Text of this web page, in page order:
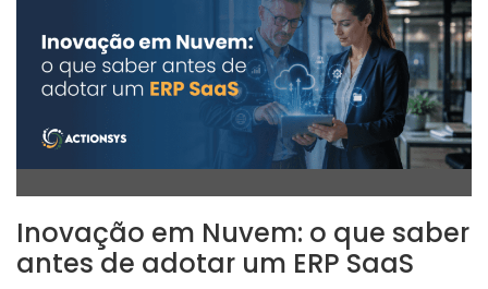
Inovação em Nuvem: o que saber
antes de adotar um ERP SaaS